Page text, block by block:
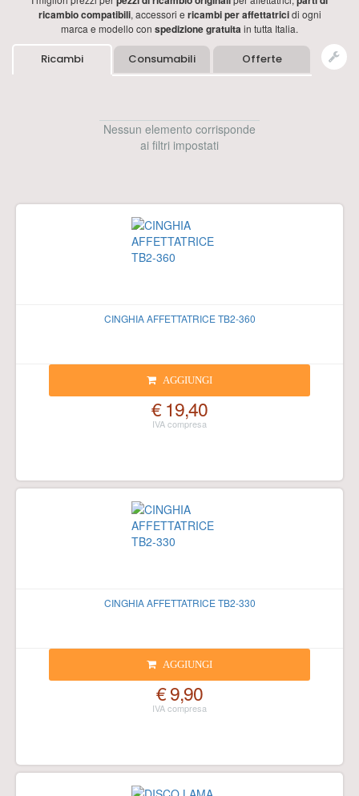
ricambio compatibili, accessori e ricambi peraffettatricidi ogni
marca e modello con spedizione gratuitain tutta Italia.
Ricambi Consumabili Offerte
Nessun elemento corrisponde
ai filtri impostati
CINGHIA AFFETTATRICE TB2-360
AGGIUNGI
€ 19,40
CINGHIA AFFETTATRICE TB2-330
AGGIUNGI
€ 9,90